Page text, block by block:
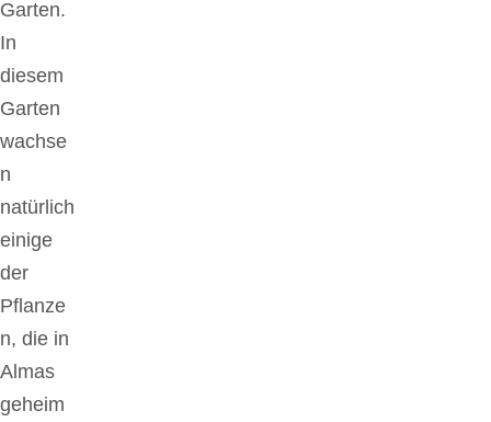
Garten.
In
diesem
Garten
wachse
n
natürlich
einige
der
Pflanze
n, die in
Almas
geheim